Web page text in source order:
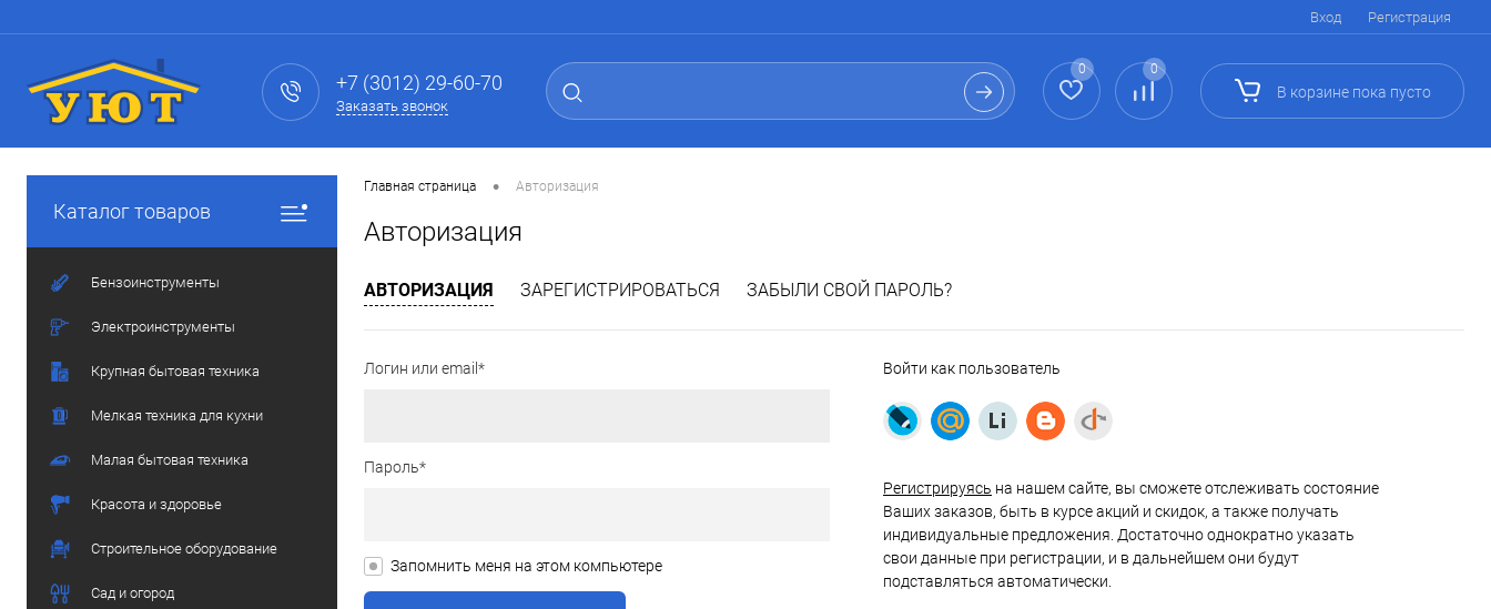
Вход Регистрация
+7 (3012) 29-60-70
Заказать звонок
0 0
В корзине пока пусто
Каталог товаров
Бензоинструменты
Электроинструменты
Крупная бытовая техника
Мелкая техника для кухни
Малая бытовая техника
Красота и здоровье
Строительное оборудование
Сад и огород
Главная страница • Авторизация
Авторизация
АВТОРИЗАЦИЯ ЗАРЕГИСТРИРОВАТЬСЯ ЗАБЫЛИ СВОЙ ПАРОЛЬ?
Логин или email*
Пароль*
Запомнить меня на этом компьютере
Войти как пользователь
Регистрируясь на нашем сайте, вы сможете отслеживать состояние
Ваших заказов, быть в курсе акций и скидок, а также получать
индивидуальные предложения. Достаточно однократно указать
свои данные при регистрации, и в дальнейшем они будут
подставляться автоматически.